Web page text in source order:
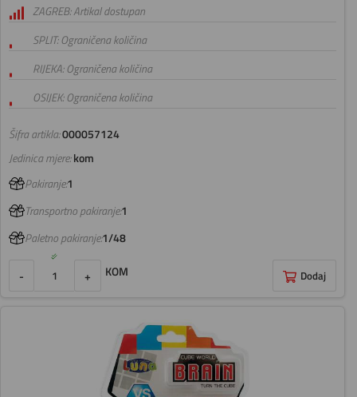
Šifra artikla:000057124
ZAGREB: Artikal dostupan
SPLIT: Ograničena količina
RIJEKA: Ograničena količina
OSIJEK: Ograničena količina
Jedinica mjere:kom
Pakiranje:1
Transportno pakiranje:1
Paletno pakiranje:1/48
- + KOM Dodaj